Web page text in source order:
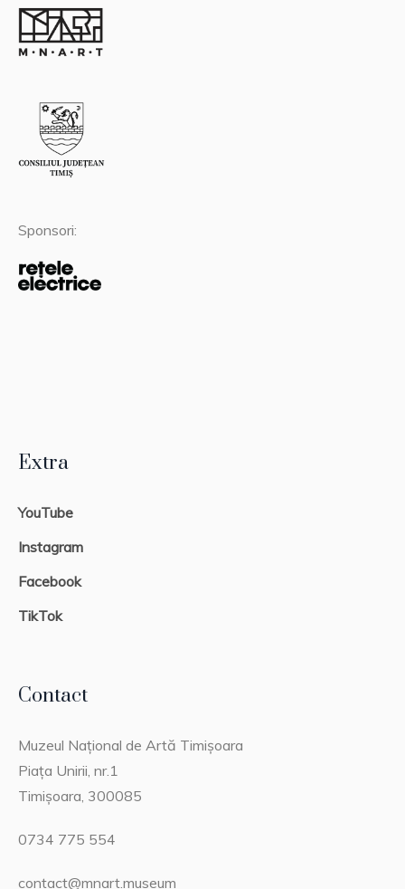
Sponsori:
Extra
YouTube
Instagram
Facebook
TikTok
Contact
Muzeul Național de Artă Timișoara
Piața Unirii, nr.1
Timișoara, 300085
0734 775 554
contact@mnart.museum